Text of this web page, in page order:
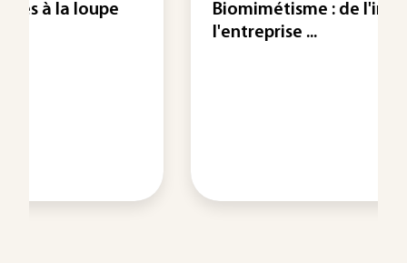
Biomimétisme : de l'innovation à